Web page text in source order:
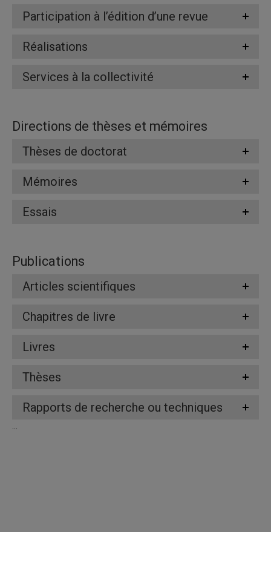
Participation à l’édition d’une revue
Réalisations
Services à la collectivité
Directions de thèses et mémoires
Thèses de doctorat
Mémoires
Essais
Publications
Articles scientifiques
Chapitres de livre
Livres
Thèses
Rapports de recherche ou techniques
...